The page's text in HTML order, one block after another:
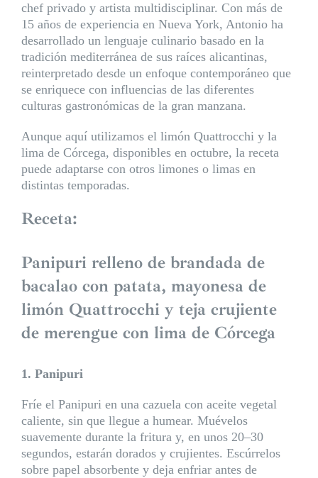
chef privado y artista multidisciplinar. Con más de
15 años de experiencia en Nueva York, Antonio ha
desarrollado un lenguaje culinario basado en la
tradición mediterránea de sus raíces alicantinas,
reinterpretado desde un enfoque contemporáneo que
se enriquece con influencias de las diferentes
culturas gastronómicas de la gran manzana.
Aunque aquí utilizamos el limón Quattrocchiy la
lima de Córcega, disponibles en octubre, la receta
puede adaptarse con otros limones o limas en
distintas temporadas.
Receta:
Panipuri relleno de brandada de
bacalao con patata, mayonesa de
limón Quattrocchi y teja crujiente
de merengue con lima de Córcega
1. Panipuri
Fríe el Panipuri en una cazuela con aceite vegetal
caliente, sin que llegue a humear. Muévelos
suavemente durante la fritura y, en unos 20–30
segundos, estarán dorados y crujientes. Escúrrelos
sobre papel absorbente y deja enfriar antes de